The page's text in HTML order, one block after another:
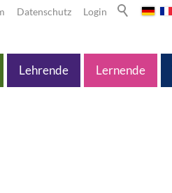
Login
Datenschutz
Lehrende Lernende